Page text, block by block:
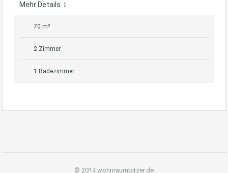
Mehr Details
70 m²
2 Zimmer
1 Badezimmer
© 2014 wohnraumbitzer.de